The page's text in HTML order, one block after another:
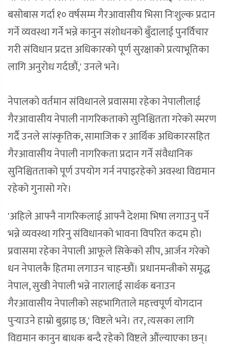
बसोबास गर्दा १० वर्षसम्म गैरआवासीय भिसा निःशुल्क प्रदान
गर्ने व्यवस्था गर्ने भन्ने कानुन संशोधनको बुँदालाई पुनर्विचार
गरी संविधान प्रदत्त अधिकारको पूर्ण सुरक्षाको प्रत्याभूतिका
लागि अनुरोध गर्दछौं,' उनले भने।
नेपालको वर्तमान संविधानले प्रवासमा रहेका नेपालीलाई
गैरआवासीय नेपाली नागरिकताको सुनिश्चितता गरेको स्मरण
गर्दै उनले सांस्कृतिक, सामाजिक र आर्थिक अधिकारसहित
गैरआवासीय नेपाली नागरिकता प्रदान गर्ने संवैधानिक
सुनिश्चितताको पूर्ण उपयोग गर्न नपाइरहेको अवस्था विद्यमान
रहेको गुनासो गरे।
'अहिले आफ्नै नागरिकलाई आफ्नै देशमा भिषा लगाउनु पर्ने
भन्ने व्यवस्था गरिनु संविधानको भावना विपरित कदम हो।
प्रवासमा रहेका नेपाली आफूले सिकेको सीप, आर्जन गरेको
धन नेपालकै हितमा लगाउन चाहन्छौं। प्रधानमन्त्रीको समृद्ध
नेपाल, सुखी नेपाली भन्ने नारालाई सार्थक बनाउन
गैरआवासीय नेपालीको सहभागिताले महत्त्वपूर्ण योगदान
पुर्‍याउने हाम्रो बुझाइ छ,' विष्टले भने। तर, त्यसका लागि
विद्यमान कानुन बाधक बन्दै रहेको विष्टले औंल्याएका छन्।